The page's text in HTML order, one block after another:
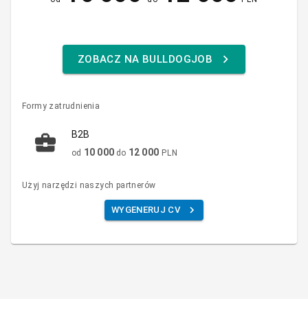
ZOBACZ NA BULLDOGJOB
Formy zatrudnienia
B2B
od 10 000 do 12 000 PLN
Użyj narzędzi naszych partnerów
WYGENERUJ CV